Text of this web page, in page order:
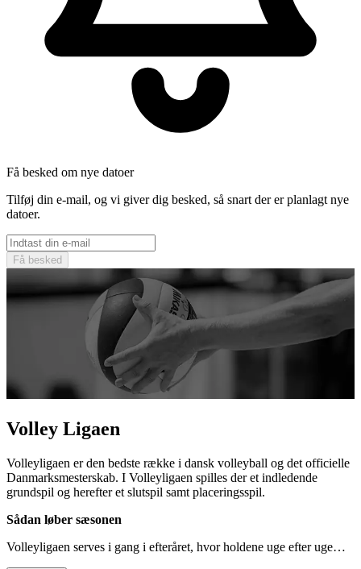
Få besked om nye datoer
Tilføj din e-mail, og vi giver dig besked, så snart der er planlagt nye
datoer.
Få besked
Volley Ligaen
Volleyligaen er den bedste række i dansk volleyball og det officielle
Danmarksmesterskab. I Volleyligaen spilles der et indledende
grundspil og herefter et slutspil samt placeringsspil.
Sådan løber sæsonen
Volleyligaen serves i gang i efteråret, hvor holdene uge efter uge…